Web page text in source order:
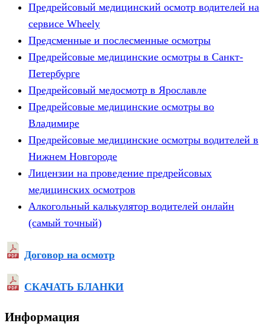
Предрейсовый медицинский осмотр водителей на
сервисе Wheely
Предсменные и послесменные осмотры
Предрейсовые медицинские осмотры в Санкт-
Петербурге
Предрейсовый медосмотр в Ярославле
Предрейсовые медицинские осмотры во
Владимире
Предрейсовые медицинские осмотры водителей в
Нижнем Новгороде
Лицензии на проведение предрейсовых
медицинских осмотров
Алкогольный калькулятор водителей онлайн
(самый точный)
Договор на осмотр
СКАЧАТЬ БЛАНКИ
Информация